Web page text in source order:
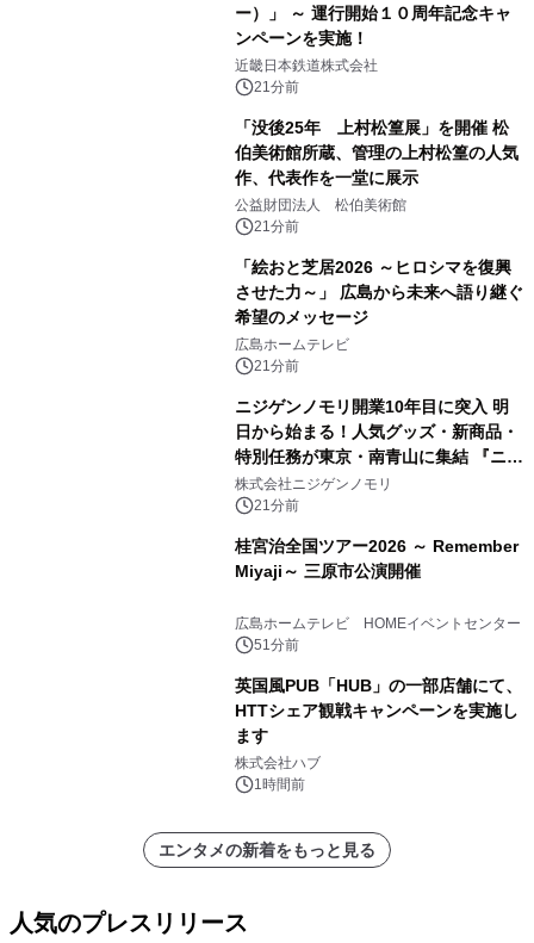
ー）」 ～ 運行開始１０周年記念キャ
ンペーンを実施！
近畿日本鉄道株式会社
21分前
「没後25年 上村松篁展」を開催 松
伯美術館所蔵、管理の上村松篁の人気
作、代表作を一堂に展示
公益財団法人 松伯美術館
21分前
「絵おと芝居2026 ～ヒロシマを復興
させた力～」 広島から未来へ語り継ぐ
希望のメッセージ
広島ホームテレビ
21分前
ニジゲンノモリ開業10年目に突入 明
日から始まる！人気グッズ・新商品・
特別任務が東京・南青山に集結 『ニジ
ゲンノモリ POPUPストア in Annex
Aoyama』
株式会社ニジゲンノモリ
21分前
桂宮治全国ツアー2026 ～ Remember
Miyaji～ 三原市公演開催
広島ホームテレビ HOMEイベントセンター
51分前
英国風PUB「HUB」の一部店舗にて、
HTTシェア観戦キャンペーンを実施し
ます
株式会社ハブ
1時間前
エンタメの新着をもっと見る
人気のプレスリリース